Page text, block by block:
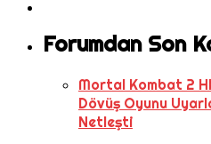
Forumdan Son
Mortal Kombat 2
Dövüş Oyunu
Netleşti